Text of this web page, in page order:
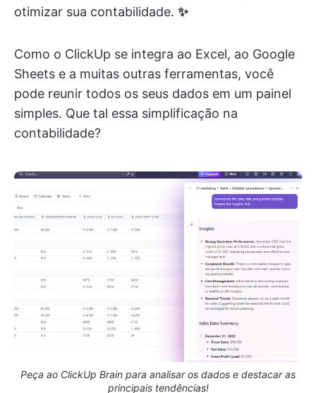
otimizar sua contabilidade. ✨
Como o ClickUp se integra ao Excel, ao Google
Sheets e a muitas outras ferramentas, você
pode reunir todos os seus dados em um painel
simples. Que tal essa simplificação na
contabilidade?
Peça ao ClickUp Brain para analisar os dados e destacar as
principais tendências!